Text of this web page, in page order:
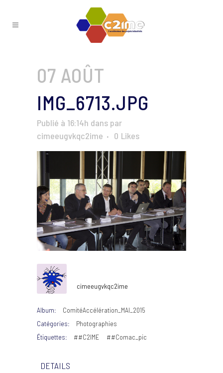
07 AOÛT
IMG_6713.JPG
Publié à 16:14h dans par
cimeeugvkqc2ime
0 Likes
cimeeugvkqc2ime
Album:
ComitéAccélération_MAI_2015
Catégories:
Photographies
Étiquettes:
##C2IME ##Comac_pic
DETAILS